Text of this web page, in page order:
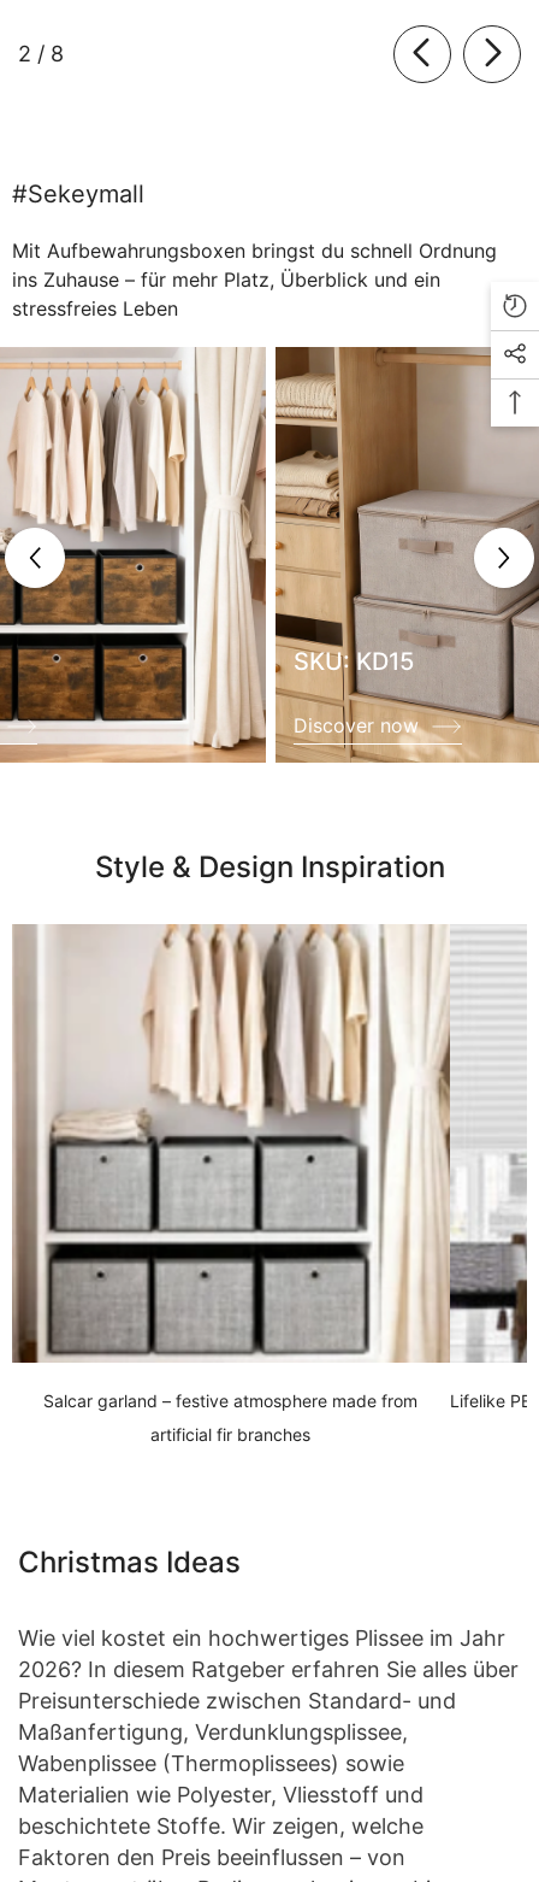
2 / of
8
#sekeymall
Mit Aufbewahrungsboxen bringst du schnell Ordnung
ins Zuhause – für mehr Platz, Überblick und ein
stressfreies Leben
SKU: KD15
Discover now
Style & Design Inspiration
Salcar garland – festive atmosphere made from
artificial fir branches
Lifelike PE
Christmas Ideas
Wie viel kostet ein hochwertiges Plissee im Jahr
2026? In diesem Ratgeber erfahren Sie alles über
Preisunterschiede zwischen Standard- und
Maßanfertigung, Verdunklungsplissee,
Wabenplissee (Thermoplissees) sowie
Materialien wie Polyester, Vliesstoff und
beschichtete Stoffe. Wir zeigen, welche
Faktoren den Preis beeinflussen – von